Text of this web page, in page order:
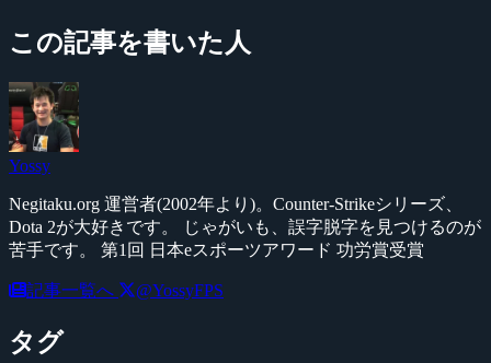
この記事を書いた人
Yossy
Negitaku.org 運営者(2002年より)。Counter-Strikeシリーズ、
Dota 2が大好きです。 じゃがいも、誤字脱字を見つけるのが
苦手です。 第1回 日本eスポーツアワード 功労賞受賞
記事一覧へ @YossyFPS
タグ